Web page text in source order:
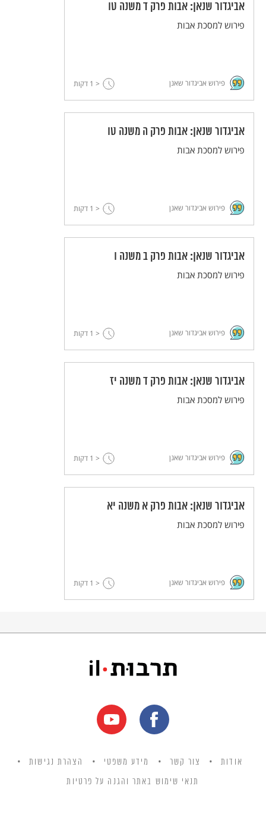
אביגדור שנאן: אבות פרק ד משנה טו
פירוש למסכת אבות
פירוש אביגדור שאנן < 1 דקות
אביגדור שנאן: אבות פרק ה משנה טו
פירוש למסכת אבות
פירוש אביגדור שאנן < 1 דקות
אביגדור שנאן: אבות פרק ב משנה ו
פירוש למסכת אבות
פירוש אביגדור שאנן < 1 דקות
אביגדור שנאן: אבות פרק ד משנה יז
פירוש למסכת אבות
פירוש אביגדור שאנן < 1 דקות
אביגדור שנאן: אבות פרק א משנה יא
פירוש למסכת אבות
פירוש אביגדור שאנן < 1 דקות
אודות צור קשר מידע משפטי הצהרת נגישות
תנאי שימוש באתר והגנה על פרטיות